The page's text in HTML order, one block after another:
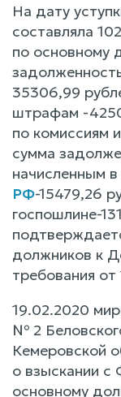
На дату
составляла
по основному
35306,99
штрафам -
по комиссиям
сумма
начисленным
РФ-15479,26
госпошлине-
должников к
требования от
19.02.2020
№ 2
Кемеровской
о взыскании
основному